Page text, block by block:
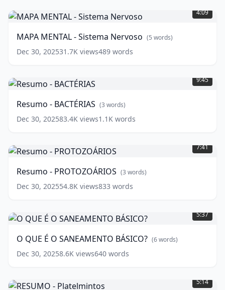
MENTAL
-
Nervoso (5
words)
4:09
MAPA MENTAL - Sistema Nervoso (5 words)
Dec 30, 202531.7K views489 words
-
BACTÉRIAS (3
9:45
Resumo - BACTÉRIAS (3 words)
Dec 30, 202583.4K views1.1K words
-
PROTOZOÁRIOS ( 3
7:41
Resumo - PROTOZOÁRIOS (3 words)
Dec 30, 202554.8K views833 words
QUE
É
SANEAMENTO
BÁSICO?
5:37
O QUE É O SANEAMENTO BÁSICO? (6words)
Dec 30, 20258.6K views640 words
-
5:14